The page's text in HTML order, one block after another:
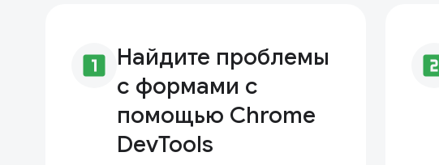
looks_one Найдите проблемы
с формами с
помощью Chrome
DevTools